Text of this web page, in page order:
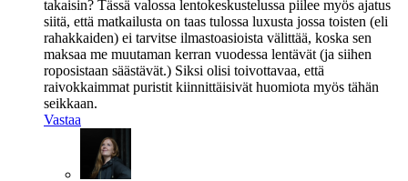
takaisin? Tässä valossa lentokeskustelussa piilee myös ajatus
siitä, että matkailusta on taas tulossa luxusta jossa toisten (eli
rahakkaiden) ei tarvitse ilmastoasioista välittää, koska sen
maksaa me muutaman kerran vuodessa lentävät (ja siihen
roposistaan säästävät.) Siksi olisi toivottavaa, että
raivokkaimmat puristit kiinnittäisivät huomiota myös tähän
seikkaan.
Vastaa